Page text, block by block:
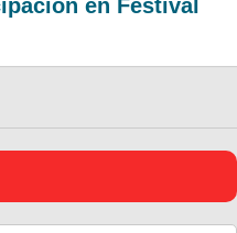
en Festival